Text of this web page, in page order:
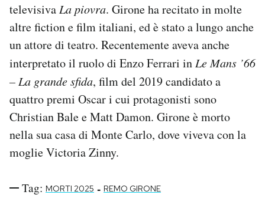
SHOP
CALENDARIO
AREA PERSONALE
Notifiche mobile
Hai bisogno di aiuto?
televisivaLa piovra. Girone ha recitato in molte
altre fiction e film italiani, ed è stato a lungo anche
un attore di teatro. Recentemente aveva anche
interpretato il ruolo di Enzo Ferrari inLe Mans ’66
– La grande sfida, film del 2019 candidato a
quattro premi Oscar i cui protagonisti sono
Christian Bale e Matt Damon. Girone è morto
nella sua casa di Monte Carlo, dove viveva con la
moglie Victoria Zinny.
Tag: MORTI 2025 - REMO GIRONE